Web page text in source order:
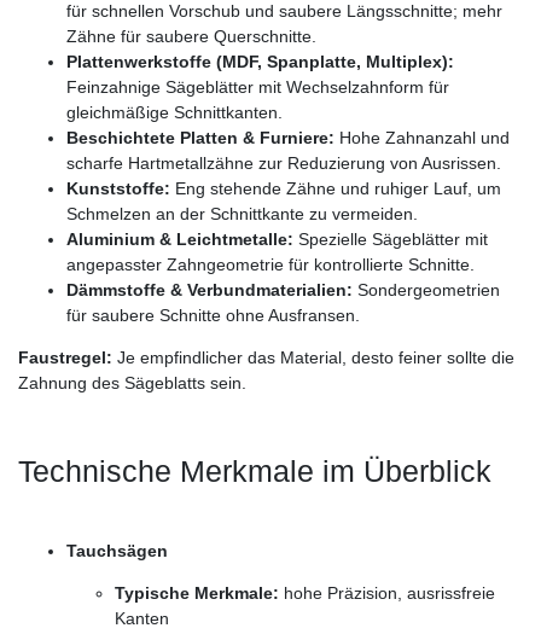
für schnellen Vorschub und saubere Längsschnitte; mehr
Zähne für saubere Querschnitte.
Plattenwerkstoffe (MDF, Spanplatte, Multiplex):
Feinzahnige Sägeblätter mit Wechselzahnform für
gleichmäßige Schnittkanten.
Beschichtete Platten & Furniere: Hohe Zahnanzahl und
scharfe Hartmetallzähne zur Reduzierung von Ausrissen.
Kunststoffe: Eng stehende Zähne und ruhiger Lauf, um
Schmelzen an der Schnittkante zu vermeiden.
Aluminium & Leichtmetalle: Spezielle Sägeblätter mit
angepasster Zahngeometrie für kontrollierte Schnitte.
Dämmstoffe & Verbundmaterialien: Sondergeometrien
für saubere Schnitte ohne Ausfransen.
Faustregel: Je empfindlicher das Material, desto feiner sollte die
Zahnung des Sägeblatts sein.
Technische Merkmale im Überblick
Tauchsägen
Typische Merkmale: hohe Präzision, ausrissfreie
Kanten